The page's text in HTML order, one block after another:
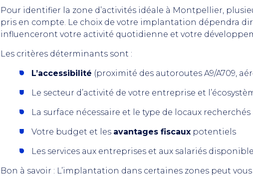
Pour identifier la zone d’activités idéale à Montpellier,
pris en compte. Le choix de votre implantation dépendra
influenceront votre activité quotidienne et votre
Les critères déterminants sont :
L’accessibilité (proximité des autoroutes A9/A709,
Le secteur d’activité de votre entreprise et
La surface nécessaire et le type de locaux recherchés
Votre budget et les avantages fiscaux potentiels
Les services aux entreprises et aux salariés
Bon à savoir : L’implantation dans certaines zones peut